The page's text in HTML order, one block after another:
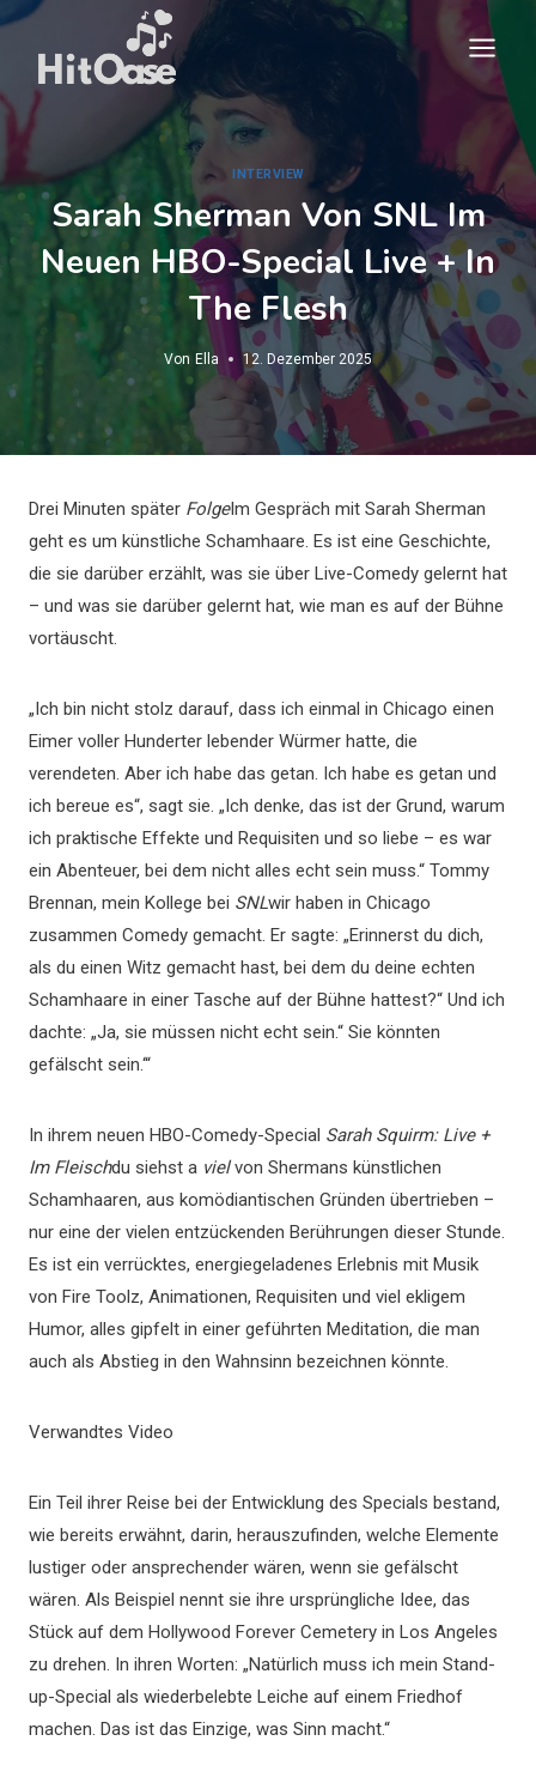
Zum
springen
INTERVIEW
Sarah Sherman Von SNL Im
Neuen HBO-Special Live + In
The Flesh
Von Ella 12. Dezember 2025
Drei Minuten später FolgeIm Gespräch mit Sarah Sherman
geht es um künstliche Schamhaare. Es ist eine Geschichte,
die sie darüber erzählt, was sie über Live-Comedy gelernt hat
– und was sie darüber gelernt hat, wie man es auf der Bühne
vortäuscht.
„Ich bin nicht stolz darauf, dass ich einmal in Chicago einen
Eimer voller Hunderter lebender Würmer hatte, die
verendeten. Aber ich habe das getan. Ich habe es getan und
ich bereue es“, sagt sie. „Ich denke, das ist der Grund, warum
ich praktische Effekte und Requisiten und so liebe – es war
ein Abenteuer, bei dem nicht alles echt sein muss.“ Tommy
Brennan, mein Kollege bei SNLwir haben in Chicago
zusammen Comedy gemacht. Er sagte: „Erinnerst du dich,
als du einen Witz gemacht hast, bei dem du deine echten
Schamhaare in einer Tasche auf der Bühne hattest?“ Und ich
dachte: „Ja, sie müssen nicht echt sein.“ Sie könnten
gefälscht sein.‘“
In ihrem neuen HBO-Comedy-Special Sarah Squirm: Live +
Im Fleischdu siehst a vielvon Shermans künstlichen
Schamhaaren, aus komödiantischen Gründen übertrieben –
nur eine der vielen entzückenden Berührungen dieser Stunde.
Es ist ein verrücktes, energiegeladenes Erlebnis mit Musik
von Fire Toolz, Animationen, Requisiten und viel ekligem
Humor, alles gipfelt in einer geführten Meditation, die man
auch als Abstieg in den Wahnsinn bezeichnen könnte.
Verwandtes Video
Ein Teil ihrer Reise bei der Entwicklung des Specials bestand,
wie bereits erwähnt, darin, herauszufinden, welche Elemente
lustiger oder ansprechender wären, wenn sie gefälscht
wären. Als Beispiel nennt sie ihre ursprüngliche Idee, das
Stück auf dem Hollywood Forever Cemetery in Los Angeles
zu drehen. In ihren Worten: „Natürlich muss ich mein Stand-
up-Special als wiederbelebte Leiche auf einem Friedhof
machen. Das ist das Einzige, was Sinn macht.“